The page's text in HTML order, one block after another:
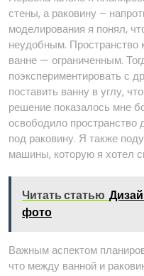
стены, а раковину –
моделирования я понял,
неудобным. Пространство
ванне — ограниченным.
поэкспериментировать с
поставить ванну в углу,
решение показалось мне
освободило
под раковину. Я также
машины, которую я хотел
Читать статью
фото
Важным аспектом
что между ванной и